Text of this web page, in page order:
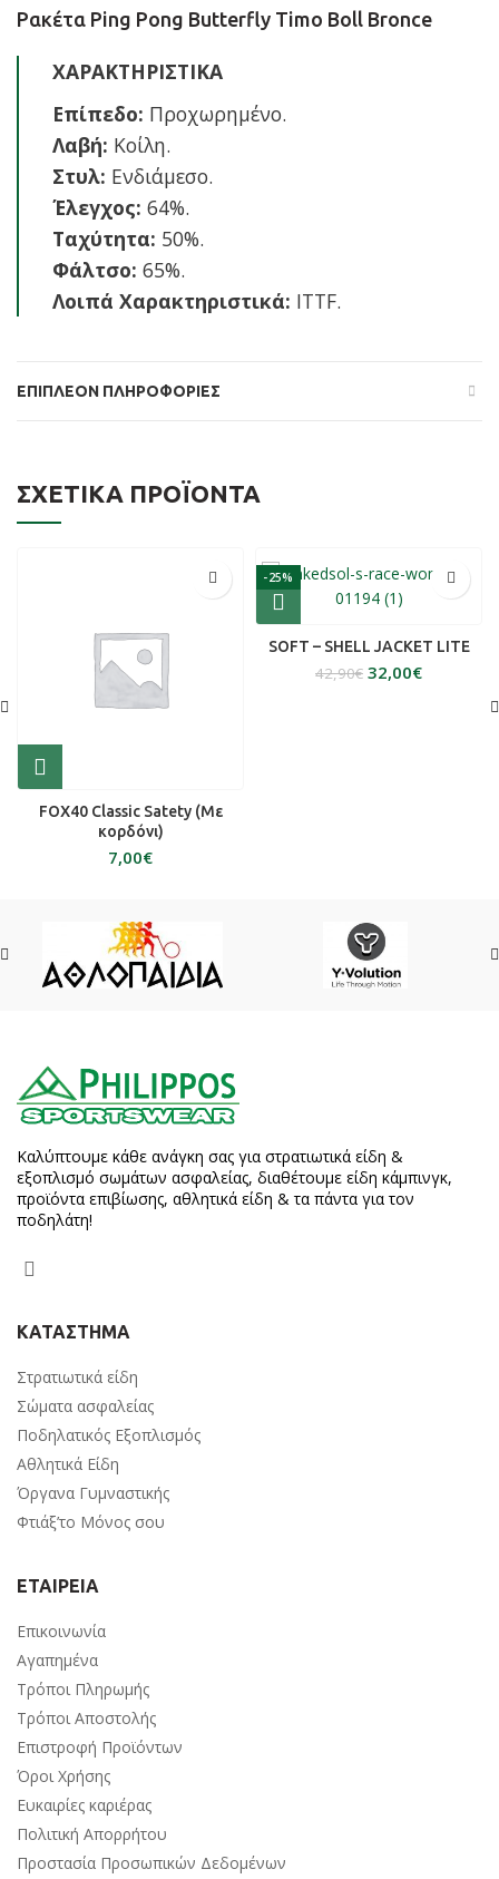
Ρακέτα Ping Pong Butterfly Timo Boll Bronce
ΧΑΡΑΚΤΗΡΙΣΤΙΚΑ
Επίπεδο: Προχωρημένο.
Λαβή: Κοίλη.
Στυλ: Ενδιάμεσο.
Έλεγχος: 64%.
Ταχύτητα: 50%.
Φάλτσο: 65%.
Λοιπά Χαρακτηριστικά: ITTF.
ΕΠΙΠΛΈΟΝ ΠΛΗΡΟΦΟΡΊΕΣ
ΣΧΕΤΙΚΆ ΠΡΟΪΌΝΤΑ
FOX40 Classic Satety (Με
κορδόνι)
€
-25%
SOFT – SHELL JACKET LITE
42,90€ 32,00€
Καλύπτουμε κάθε ανάγκη σας για στρατιωτικά είδη &
εξοπλισμό σωμάτων ασφαλείας, διαθέτουμε είδη κάμπινγκ,
προϊόντα επιβίωσης, αθλητικά είδη & τα πάντα για τον
ποδηλάτη!
ΚΑΤΑΣΤΗΜΑ
Στρατιωτικά είδη
Σώματα ασφαλείας
Ποδηλατικός Εξοπλισμός
Αθλητικά Είδη
Όργανα Γυμναστικής
Φτιάξ’το Μόνος σου
ΕΤΑΙΡΕΙΑ
Επικοινωνία
Αγαπημένα
Τρόποι Πληρωμής
Τρόποι Αποστολής
Επιστροφή Προϊόντων
Όροι Χρήσης
Ευκαιρίες καριέρας
Πολιτική Απορρήτου
Προστασία Προσωπικών Δεδομένων